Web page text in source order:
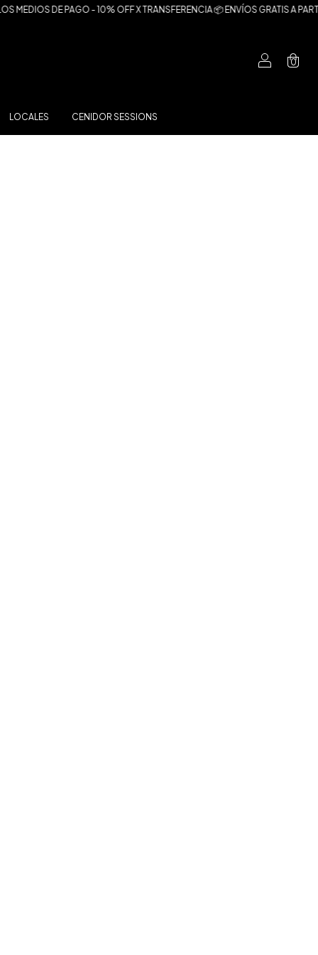
DE PAGO - 10% OFF X TRANSFERENCIA 📦 ENVÍOS GRATIS A PARTIR
0
LOCALES CENIDOR SESSIONS